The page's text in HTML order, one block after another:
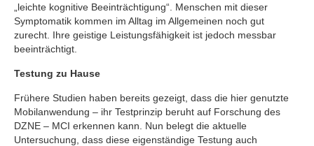
„leichte kognitive Beeinträchtigung“. Menschen mit dieser
Symptomatik kommen im Alltag im Allgemeinen noch gut
zurecht. Ihre geistige Leistungsfähigkeit ist jedoch messbar
beeinträchtigt.
Testung zu Hause
Frühere Studien haben bereits gezeigt, dass die hier genutzte
Mobilanwendung – ihr Testprinzip beruht auf Forschung des
DZNE – MCI erkennen kann. Nun belegt die aktuelle
Untersuchung, dass diese eigenständige Testung auch